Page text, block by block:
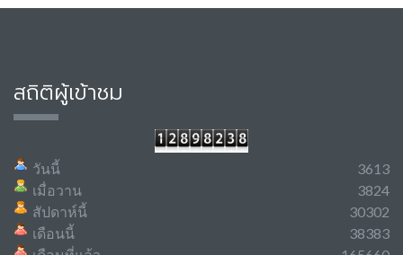
สถิติผู้เข้าชม
วันนี้
เมื่อวาน
สัปดาห์นี้
เดือนนี้
3613
3824
30302
38383